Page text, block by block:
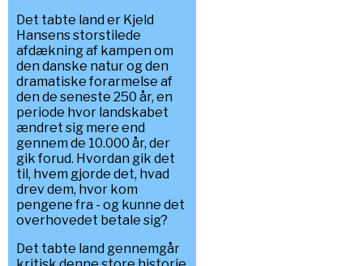
Det tabte land er Kjeld
Hansens storstilede
afdækning af kampen om
den danske natur og den
dramatiske forarmelse af
den de seneste 250 år, en
periode hvor landskabet
ændret sig mere end
gennem de 10.000 år, der
gik forud. Hvordan gik det
til, hvem gjorde det, hvad
drev dem, hvor kom
pengene fra - og kunne det
overhovedet betale sig?
Det tabte land gennemgår